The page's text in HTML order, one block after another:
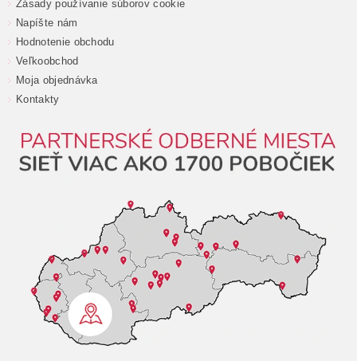
Zásady používanie súborov cookie
Napíšte nám
Hodnotenie obchodu
Veľkoobchod
Moja objednávka
Kontakty